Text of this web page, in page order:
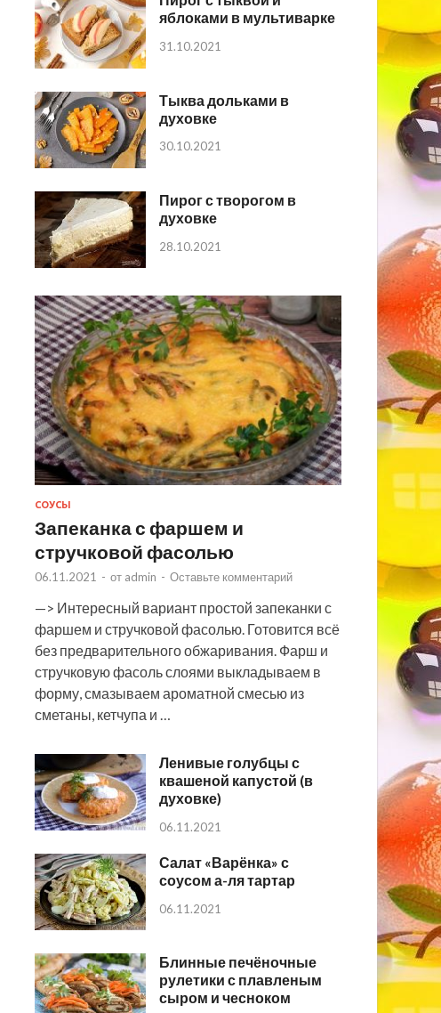
яблоками в мультиварке
31.10.2021
Тыква дольками в
духовке
30.10.2021
Пирог с творогом в
духовке
28.10.2021
СОУСЫ
Запеканка с фаршем и
стручковой фасолью
06.11.2021 - от admin - Оставьте комментарий
—> Интересный вариант простой запеканки с
фаршем и стручковой фасолью. Готовится всё
без предварительного обжаривания. Фарш и
стручковую фасоль слоями выкладываем в
форму, смазываем ароматной смесью из
сметаны, кетчупа и …
Ленивые голубцы с
квашеной капустой (в
духовке)
06.11.2021
Салат «Варёнка» с
соусом а-ля тартар
06.11.2021
Блинные печёночные
рулетики с плавленым
сыром и чесноком